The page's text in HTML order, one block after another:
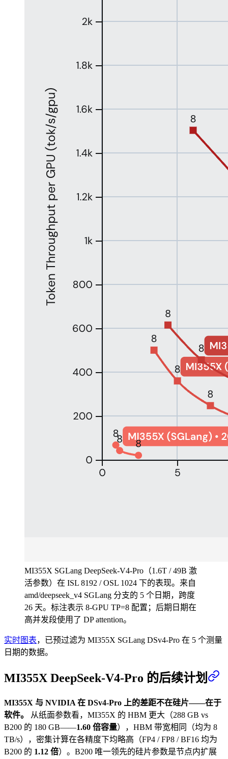
MI355X SGLang DeepSeek-V4-Pro（1.6T / 49B 激
活参数）在 ISL 8192 / OSL 1024 下的表现。来自
amd/deepseek_v4 SGLang 分支的 5 个日期，跨度
26 天。标注表示 8-GPU TP=8 配置；后期日期在
高并发段使用了 DP attention。
实时图表，已预过滤为 MI355X SGLang DSv4-Pro 在 5 个测量
日期的数据。
MI355X DeepSeek-V4-Pro 的后续计划
MI355X 与 NVIDIA 在 DSv4-Pro 上的差距不在硅片——在于
软件。
从纸面参数看，MI355X 的 HBM 更大（288 GB vs
B200 的 180 GB——1.60 倍容量），HBM 带宽相同（均为 8
TB/s），密集计算在各精度下均略高（FP4 / FP8 / BF16 均为
B200 的 1.12 倍）。B200 唯一领先的硅片参数是节点内扩展